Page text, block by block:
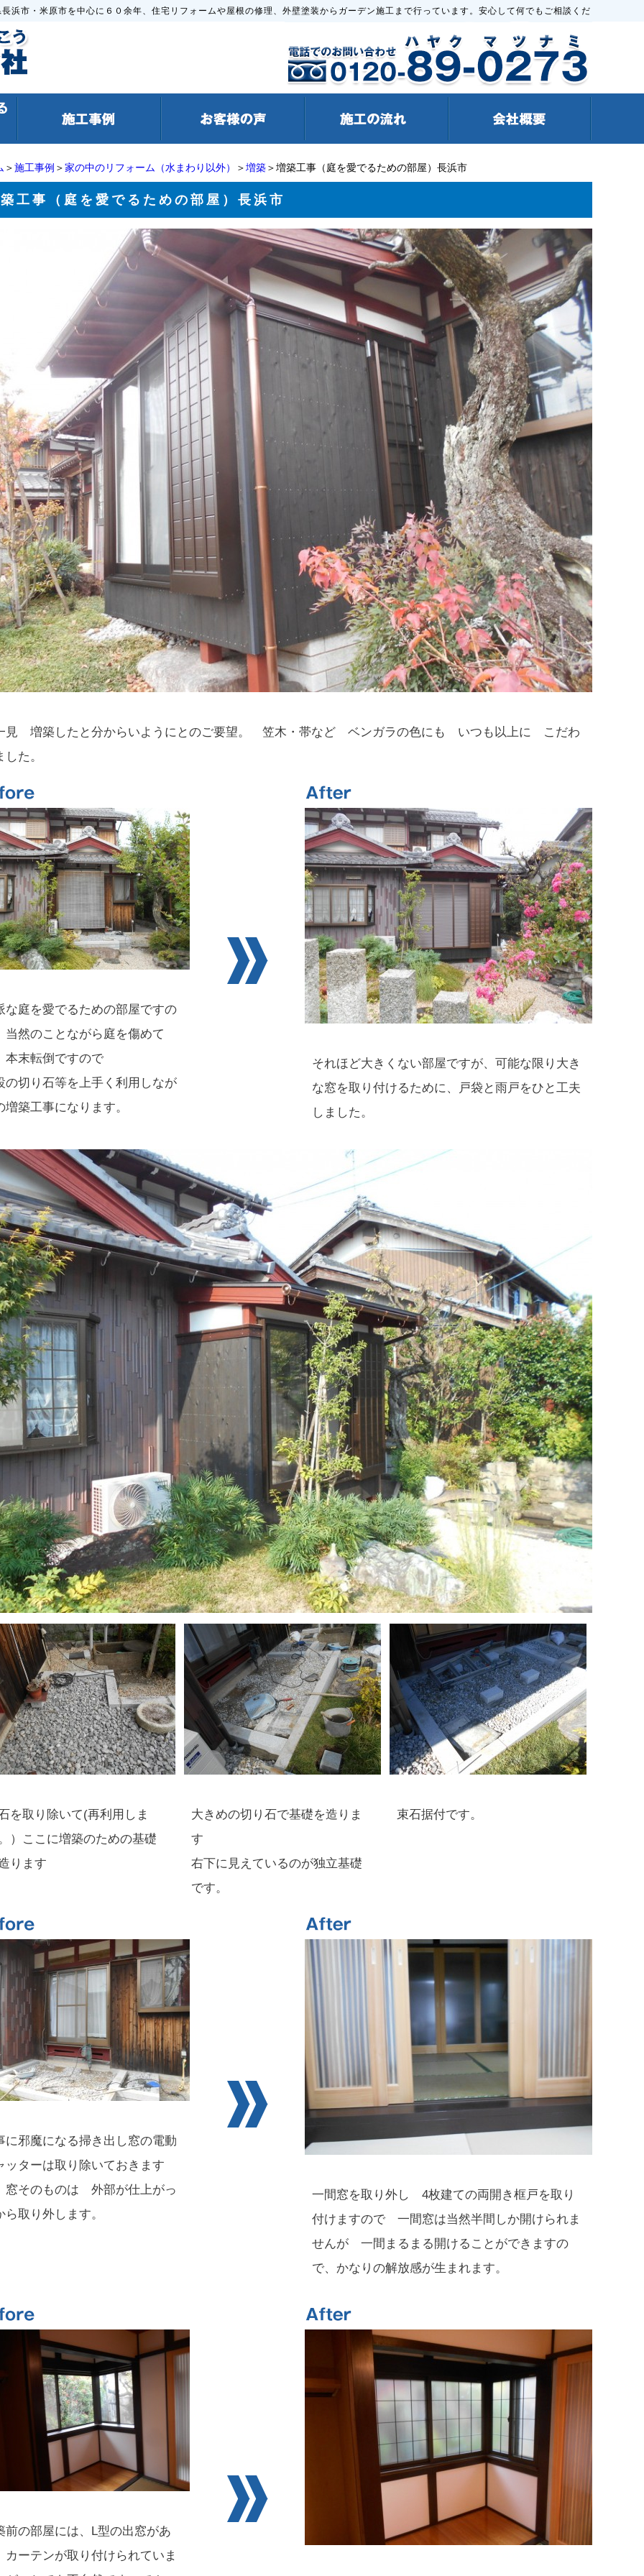
浜市・米原市を中心に６０余年、住宅リフォームや屋根の修理、外壁塗装からガーデン施工まで行っています。安心して何でもご相談くだ
＞施工事例 ＞家の中のリフォーム（水まわり以外） ＞増築＞増築工事（庭を愛でるための部屋）長浜市
工事（庭を愛でるための部屋）長浜市
増築したと分からいようにとのご要望。 笠木・帯など ベンガラの色にも いつも以上に こだわ
した。
な庭を愛でるための部屋ですの
然のことながら庭を傷めて
本末転倒ですので
の切り石等を上手く利用しなが
増築工事になります。
それほど大きくない部屋ですが、可能な限り大き
な窓を取り付けるために、戸袋と雨戸をひと工夫
しました。
を取り除いて(再利用しま
）ここに増築のための基礎
ります
大きめの切り石で基礎を造りま
す
右下に見えているのが独立基礎
です。
束石据付です。
に邪魔になる掃き出し窓の電動
ッターは取り除いておきます
窓そのものは 外部が仕上がっ
ら取り外します。
一間窓を取り外し 4枚建ての両開き框戸を取り
付けますので 一間窓は当然半間しか開けられま
せんが 一間まるまる開けることができますの
で、かなりの解放感が生まれます。
前の部屋には、L型の出窓があ
ーテンが取り付けられていま